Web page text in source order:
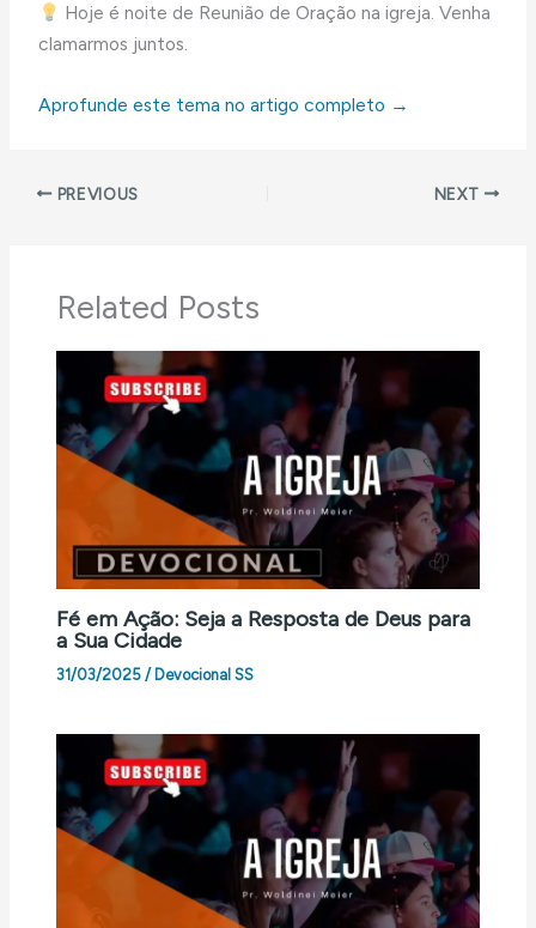
Hoje é noite de Reunião de Oração na igreja. Venha
clamarmos juntos.
Aprofunde este tema no artigo completo →
PREVIOUS NEXT
Related Posts
Fé em Ação: Seja a Resposta de Deus para
a Sua Cidade
31/03/2025/ Devocional SS